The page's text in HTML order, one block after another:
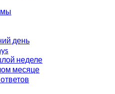
день
неделе
месяце